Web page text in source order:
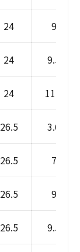
24 9
24 9.5
24 11.5
26.5 3.6
26.5 7
26.5 9
26.5 9.5